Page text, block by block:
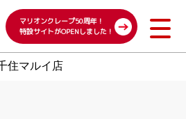
マリオンクレープ50周年！
特設サイトがOPENしました！
住マルイ店